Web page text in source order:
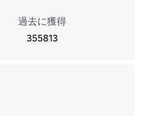
過去に獲得
355813